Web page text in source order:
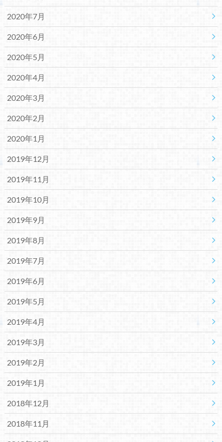
2020年7月
2020年6月
2020年5月
2020年4月
2020年3月
2020年2月
2020年1月
2019年12月
2019年11月
2019年10月
2019年9月
2019年8月
2019年7月
2019年6月
2019年5月
2019年4月
2019年3月
2019年2月
2019年1月
2018年12月
2018年11月